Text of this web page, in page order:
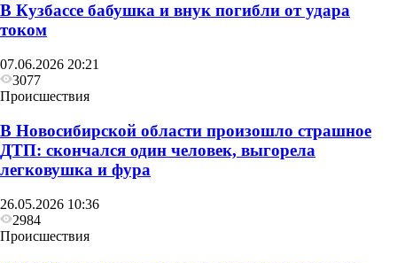
В Кузбассе бабушка и внук погибли от удара
током
07.06.2026 20:21
3077
Происшествия
В Новосибирской области произошло страшное
ДТП: скончался один человек, выгорела
легковушка и фура
26.05.2026 10:36
2984
Происшествия